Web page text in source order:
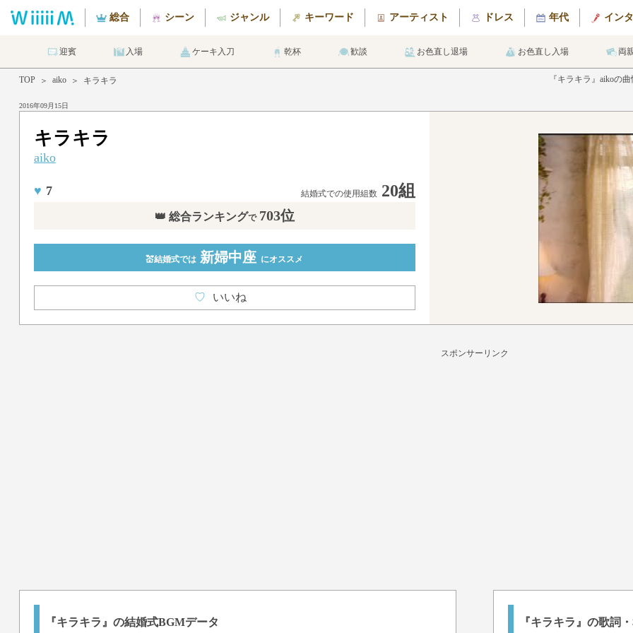
総合 シーン ジャンル キーワード アーティスト ドレス 年代 イン
迎賓 入場 ケーキ入刀 乾杯 歓談 お色直し退場 お色直し入場 両
TOP ＞ aiko ＞ キラキラ
2016年09月15日
『キラキラ』aikoの
キラキラ
aiko
♥ 7 結婚式での使用組数 20組
👑 総合ランキングで 703位
💒結婚式では 新婦中座 にオススメ
♡ いいね
スポンサーリンク
『キラキラ』の結婚式BGMデータ 『キラキラ』の歌詞